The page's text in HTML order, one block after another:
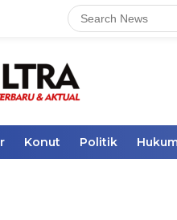
Konut Politik